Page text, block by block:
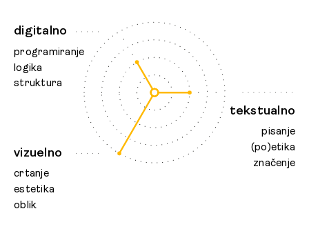
vizuelno
digitalno
tekstualno
crtanje
programiranje
pisanje
estetika
logika
(po)etika
oblik
struktura
značenje